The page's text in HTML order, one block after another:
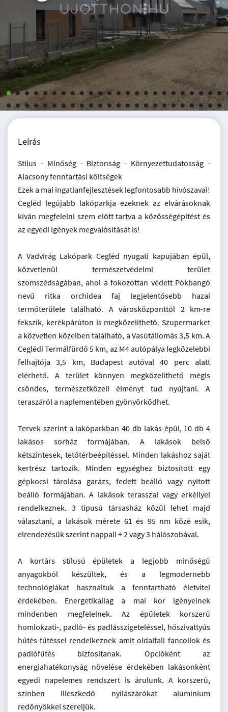
Leírás
Stílus - Minőség - Biztonság - Környezettudatosság -
Alacsony fenntartási költségek
Ezek a mai ingatlanfejlesztések legfontosabb hívószavai!
Cegléd legújabb lakóparkja ezeknek az elvárásoknak
kíván megfelelni szem előtt tartva a közösségépítést és
az egyedi igények megvalósítását is!
A Vadvirág Lakópark Cegléd nyugati kapujában épül,
közvetlenül természetvédelmi terület
szomszédságában, ahol a fokozottan védett Pókbangó
nevű ritka orchidea faj legjelentősebb hazai
termőterülete található. A városközponttól 2 km-re
fekszik, kerékpárúton is megközelíthető. Szupermarket
a közvetlen közelben található, a Vasútállomás 3,5 km. A
Ceglédi Termálfürdő 5 km, az M4 autópálya legközelebbi
felhajtója 3,5 km, Budapest autóval 40 perc alatt
elérhető. A terület könnyen megközelíthető mégis
csöndes, természetközeli élményt tud nyújtani. A
teraszáról a naplementében gyönyörködhet.
Tervek szerint a lakóparkban 40 db lakás épül, 10 db 4
lakásos sorház formájában. A lakások belső
kétszintesek, tetőtérbeépítéssel. Minden lakáshoz saját
kertrész tartozik. Minden egységhez biztosított egy
gépkocsi tárolása garázs, fedett beálló vagy nyitott
beálló formájában. A lakások terasszal vagy erkéllyel
rendelkeznek. 3 típusú társasház közül lehet majd
választani, a lakások mérete 61 és 95 nm közé esik,
elrendezésük szerint nappali + 2 vagy 3 hálószobával.
A kortárs stílusú épületek a legjobb minőségű
anyagokból készültek, és a legmodernebb
technológiákat használtuk a fenntartható életvitel
érdekében. Energetikailag a mai kor igényeinek
mindenben megfelelnek. Az épületek korszerű
homlokzati-, padló- és padlásszigeteléssel, hőszivattyús
hűtés-fűtéssel rendelkeznek amit oldalfali fancoilok és
padlófűtés biztosítanak. Opcióként az
energiahatékonyság növelése érdekében lakásonként
egyedi napelemes rendszert is árulunk. A korszerű,
színben illeszkedő nyílászárókat alumínium
redőnyökkel szereljük.